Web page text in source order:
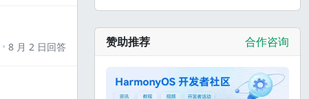
8 月 2 日回答 赞助推荐 合作咨询